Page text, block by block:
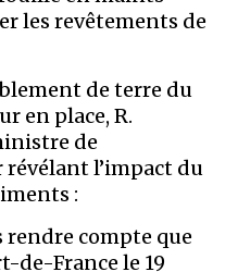
les revêtements de
de terre du
en place, R.
de
l’impact du
:
rendre compte que
de-France le 19